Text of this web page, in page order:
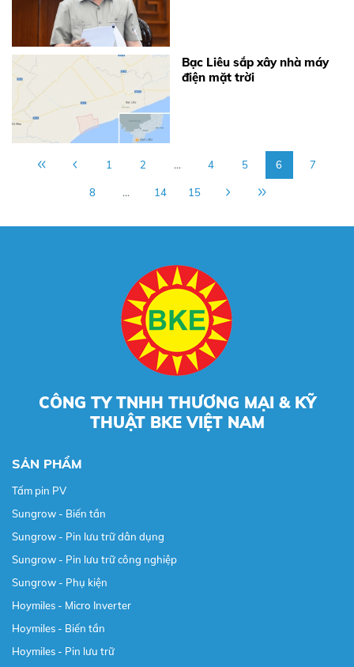
Bạc Liêu sắp xây nhà máy
điện mặt trời
1 2 ... 4 5 6 7
8 ... 14 15
CÔNG TY TNHH THƯƠNG MẠI & KỸ
THUẬT BKE VIỆT NAM
SẢN PHẨM
Tấm pin PV
Sungrow - Biến tần
Sungrow - Pin lưu trữ dân dụng
Sungrow - Pin lưu trữ công nghiệp
Sungrow - Phụ kiện
Hoymiles - Micro Inverter
Hoymiles - Biến tần
Hoymiles - Pin lưu trữ